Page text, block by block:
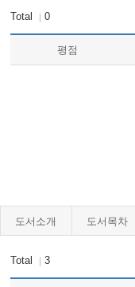
Total ｜0
평점
도서소개 도서목차
Total ｜3